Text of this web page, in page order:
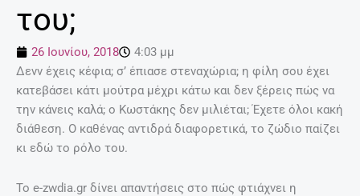
του;
26 Ιουνίου, 2018
4:03 μμ
Δενν έχεις κέφια; σ’ έπιασε στεναχώρια; η φίλη σου έχει
κατεβάσει κάτι μούτρα μέχρι κάτω και δεν ξέρεις πώς να
την κάνεις καλά; ο Κωστάκης δεν μιλιέται; Έχετε όλοι κακή
διάθεση. Ο καθένας αντιδρά διαφορετικά, το ζώδιο παίζει
κι εδώ το ρόλο του.
Το e-zwdia.gr δίνει απαντήσεις στο πώς φτιάχνει η